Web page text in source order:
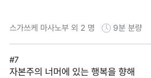
스가쓰케 마사노부 외 2 명 9분 분량
#7
자본주의 너머에 있는 행복을 향해